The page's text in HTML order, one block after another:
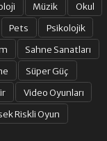
Müzik
Okul
Pets
Psikolojik
Sahne Sanatları
Süper Güç
Video Oyunları
Riskli Oyun